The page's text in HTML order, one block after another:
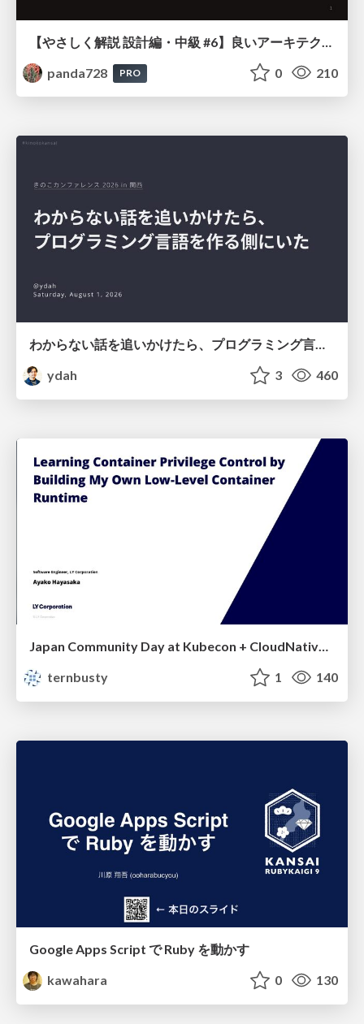
panda728
PRO 0 210
わからない話を追いかけたら、プログラミング言語を作る側にいた
ydah
3 460
Japan Community Day at Kubecon + CloudNativeCon Japan 2026: Learning Container Privilege Control by Building My Own Low-Level Container Runtime
ternbusty
1 140
Google Apps Script で Ruby を動かす
kawahara
0 130